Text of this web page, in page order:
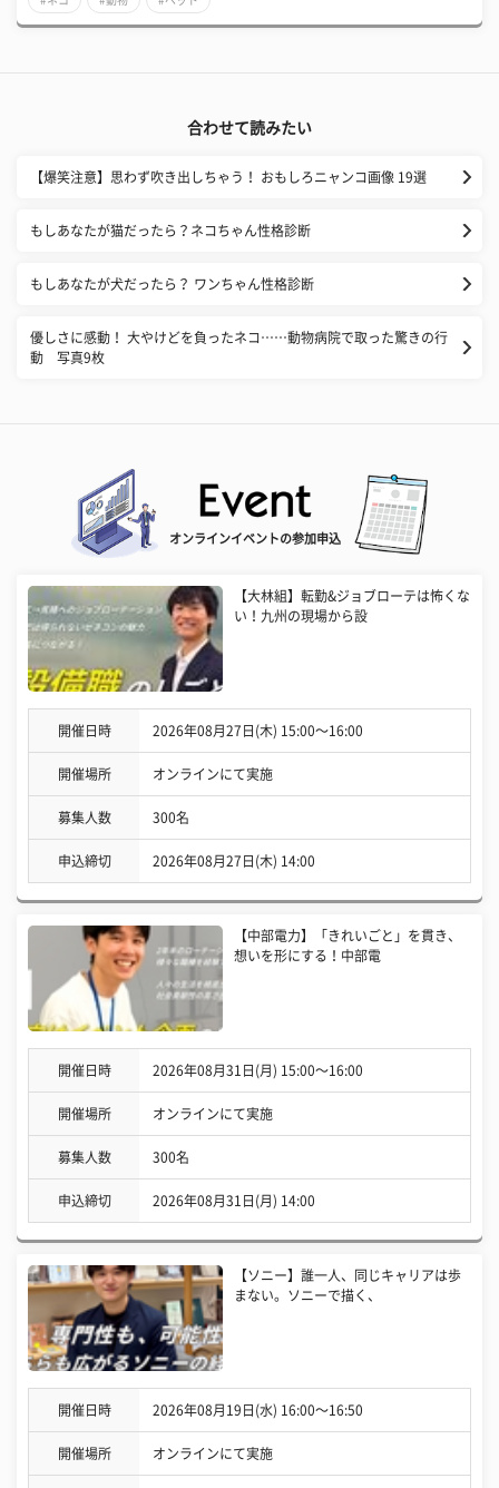
合わせて読みたい
【爆笑注意】思わず吹き出しちゃう！ おもしろニャンコ画像 19選
もしあなたが猫だったら？ネコちゃん性格診断
もしあなたが犬だったら？ ワンちゃん性格診断
優しさに感動！ 大やけどを負ったネコ……動物病院で取った驚きの行
動 写真9枚
オンラインイベントの参加申込
【大林組】転勤&ジョブローテは怖くな
い！九州の現場から設
開催日時 2026年08月27日(木) 15:00〜16:00
開催場所 オンラインにて実施
募集人数 300名
申込締切 2026年08月27日(木) 14:00
【中部電力】「きれいごと」を貫き、
想いを形にする！中部電
開催日時 2026年08月31日(月) 15:00〜16:00
開催場所 オンラインにて実施
募集人数 300名
申込締切 2026年08月31日(月) 14:00
【ソニー】誰一人、同じキャリアは歩
まない。ソニーで描く、
開催日時 2026年08月19日(水) 16:00〜16:50
開催場所 オンラインにて実施